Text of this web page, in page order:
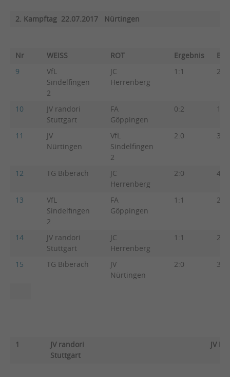
2. Kampftag 22.07.2017 Nürtingen
Nr WEISS ROT Ergebnis
9
VfL
Sindelfingen
2
JC
Herrenberg
1:1 2:2
10
JV randori
Stuttgart
FA
Göppingen
0:2 1:4
11
JV
Nürtingen
VfL
Sindelfingen
2
2:0 3:2
12 TG Biberach
JC
Herrenberg
2:0 4:1
13
VfL
Sindelfingen
2
FA
Göppingen
1:1 2:2
14
JV randori
Stuttgart
JC
Herrenberg
1:1 2:2
15 TG Biberach
JV
Nürtingen
2:0 3:2
1
JV randori
Stuttgart
JV